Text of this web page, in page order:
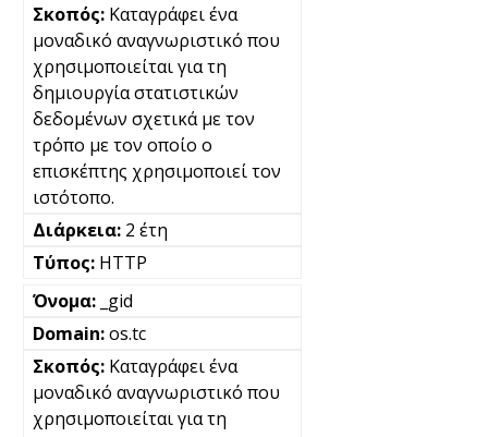
Καταγράφει ένα
μοναδικό αναγνωριστικό που
χρησιμοποιείται για τη
δημιουργία στατιστικών
δεδομένων σχετικά με τον
τρόπο με τον οποίο ο
επισκέπτης χρησιμοποιεί τον
ιστότοπο.
2 έτη
HTTP
_gid
os.tc
Καταγράφει ένα
μοναδικό αναγνωριστικό που
χρησιμοποιείται για τη